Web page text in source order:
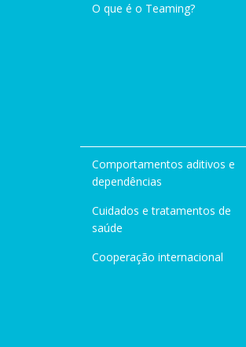
O que é o Teaming?
Comportamentos aditivos e
dependências
Cuidados e tratamentos de
saúde
Cooperação internacional